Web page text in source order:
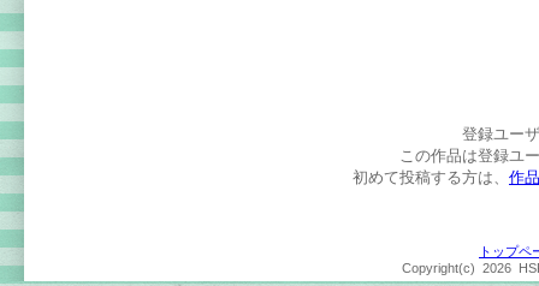
登録ユー
この作品は登録ユ
初めて投稿する方は、 作
トップペ
Copyright(c)2026